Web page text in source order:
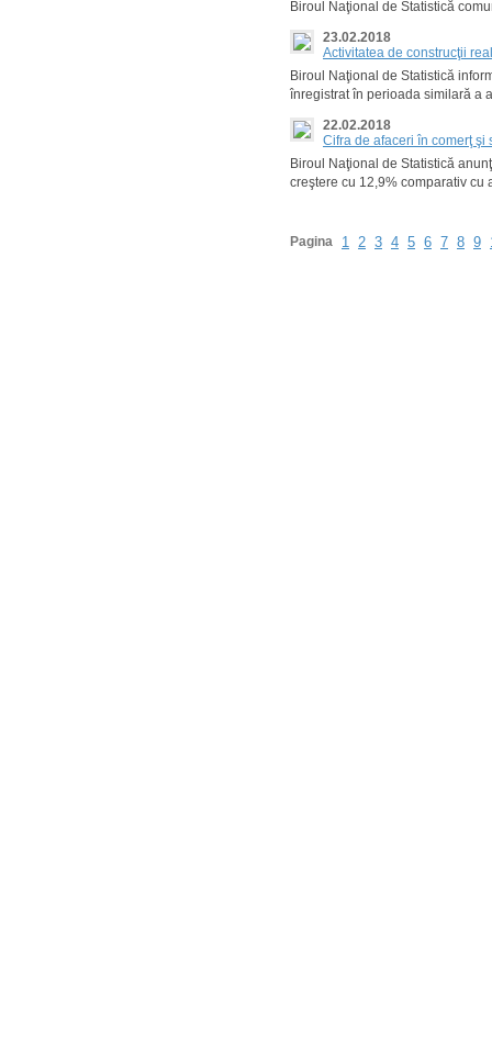
Biroul Naţional de Statistică
23.02.2018
Activitatea de construcţii
Biroul Naţional de Statistică
înregistrat în perioada similară a
22.02.2018
Cifra de afaceri în comerţ şi
Biroul Naţional de Statistică
creştere cu 12,9% comparativ cu
Pagina 1 2 3 4 5 6 7 8 9